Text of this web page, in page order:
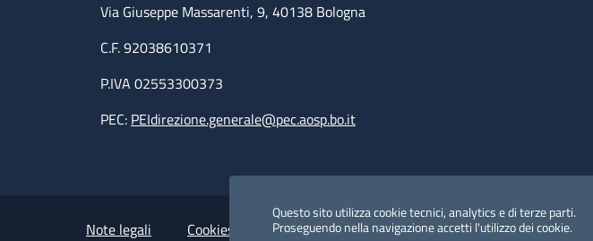
Questo sito utilizza cookie tecnici, analytics e di terze parti.
Proseguendo nella navigazione accetti l'utilizzo dei cookie.
Via Giuseppe Massarenti, 9, 40138 Bologna
C.F. 92038610371
P.IVA 02553300373
PEC: PEIdirezione.generale@pec.aosp.bo.it
Small prints
Useful links section
Note legali Cookies Policy Policy privacy e protezione del dato personale